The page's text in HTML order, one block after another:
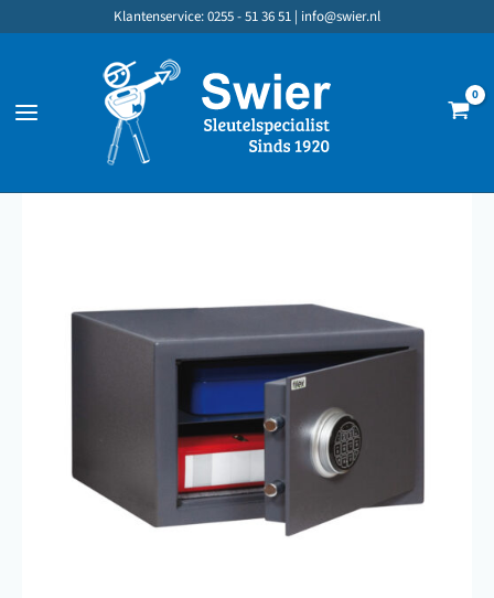
inhoud
Klantenservice: 0255 - 51 36 51 | info@swier.nl